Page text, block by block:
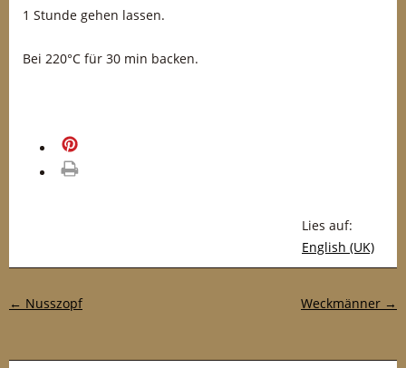
1 Stunde gehen lassen.
Bei 220°C für 30 min backen.
Lies auf:
English (UK)
Post-Navigation
← Nusszopf Weckmänner →